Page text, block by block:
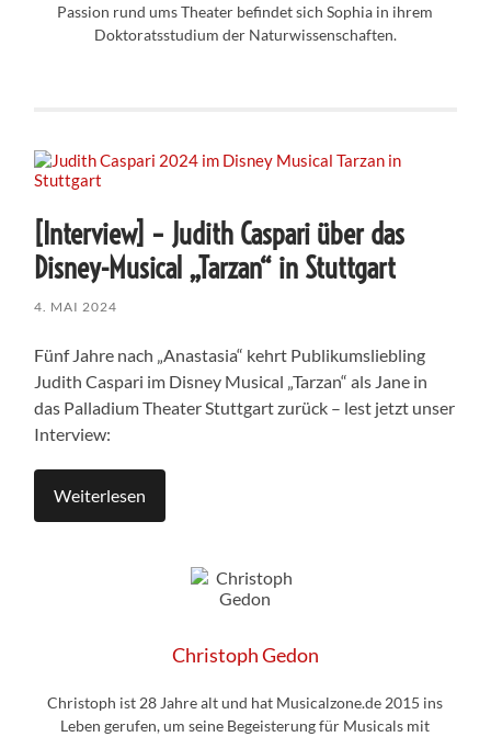
Passion rund ums Theater befindet sich Sophia in ihrem
Doktoratsstudium der Naturwissenschaften.
[Interview] – Judith Caspari über das
Disney-Musical „Tarzan“ in Stuttgart
4. MAI 2024
Fünf Jahre nach „Anastasia“ kehrt Publikumsliebling
Judith Caspari im Disney Musical „Tarzan“ als Jane in
das Palladium Theater Stuttgart zurück – lest jetzt unser
Interview:
Weiterlesen
Christoph Gedon
Christoph ist 28 Jahre alt und hat Musicalzone.de 2015 ins
Leben gerufen, um seine Begeisterung für Musicals mit